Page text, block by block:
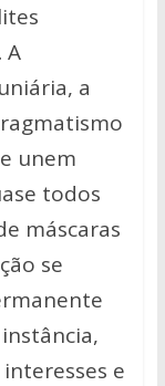
A
a
unem
todos
máscaras
se
e